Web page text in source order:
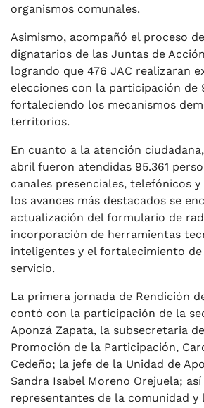
organismos comunales.
Asimismo, acompañó el proceso
dignatarios de las Juntas de
logrando que 476 JAC realizaran
elecciones con la participación de
fortaleciendo los mecanismos
territorios.
En cuanto a la atención
abril fueron atendidas 95.361
canales presenciales, telefónicos
los avances más destacados se
actualización del formulario de
incorporación de herramientas
inteligentes y el fortalecimiento de
servicio.
La primera jornada de Rendición
contó con la participación de la
Aponzá Zapata, la subsecretaria
Promoción de la Participación,
Cedeño; la jefe de la Unidad de
Sandra Isabel Moreno Orejuela;
representantes de la comunidad y